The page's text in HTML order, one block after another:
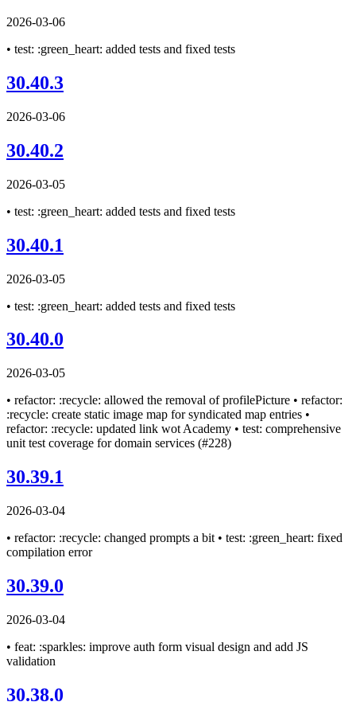
2026-03-06
• test: :green_heart: added tests and fixed tests
30.40.3
2026-03-06
30.40.2
2026-03-05
• test: :green_heart: added tests and fixed tests
30.40.1
2026-03-05
• test: :green_heart: added tests and fixed tests
30.40.0
2026-03-05
• refactor: :recycle: allowed the removal of profilePicture • refactor:
:recycle: create static image map for syndicated map entries •
refactor: :recycle: updated link wot Academy • test: comprehensive
unit test coverage for domain services (#228)
30.39.1
2026-03-04
• refactor: :recycle: changed prompts a bit • test: :green_heart: fixed
compilation error
30.39.0
2026-03-04
• feat: :sparkles: improve auth form visual design and add JS
validation
30.38.0